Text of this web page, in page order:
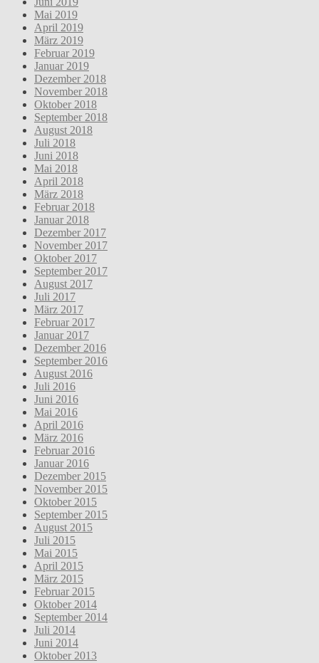
Mai 2019
April 2019
März 2019
Februar 2019
Januar 2019
Dezember 2018
November 2018
Oktober 2018
September 2018
August 2018
Juli 2018
Juni 2018
Mai 2018
April 2018
März 2018
Februar 2018
Januar 2018
Dezember 2017
November 2017
Oktober 2017
September 2017
August 2017
Juli 2017
März 2017
Februar 2017
Januar 2017
Dezember 2016
September 2016
August 2016
Juli 2016
Juni 2016
Mai 2016
April 2016
März 2016
Februar 2016
Januar 2016
Dezember 2015
November 2015
Oktober 2015
September 2015
August 2015
Juli 2015
Mai 2015
April 2015
März 2015
Februar 2015
Oktober 2014
September 2014
Juli 2014
Juni 2014
Oktober 2013